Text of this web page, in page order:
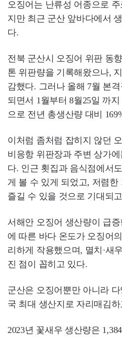
오징어는 난류성 어종으로
지만 최근 군산 앞바다에서
다.
전북 군산시 오징어 위판 동
톤 위판량을 기록해왔으나,
감했다. 그러나 올해 7월 본
되면서 1월부터 8월25일 까
으로 전년 총생산량 대비
이처럼 좀처럼 잡히지 않던
비응항 위판장과 주변 상가에
다. 인근 횟집과 음식점에서
게 볼 수 있게 되었고, 저렴
즐길 수 있을 것으로 기대되
서해안 오징어 생산량이 급
에 따른 바다 온도가 오징어
리하게 작용했으며, 멸치·새
진 점이 꼽히고 있다.
군산은 오징어뿐만 아니라
국 최대 생산지로 자리매김
2023년 꽃새우 생산량은